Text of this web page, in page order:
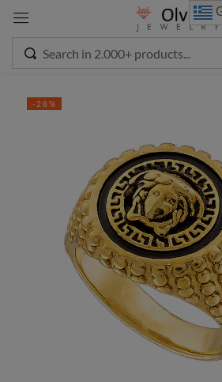
-28%
Sign in
Remember me
LOG IN
CREATE AN
modal-